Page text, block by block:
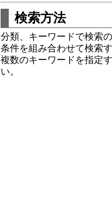
検索方法
分類、キーワードで検索
条件を組み合わせて検索
複数のキーワードを指定
い。